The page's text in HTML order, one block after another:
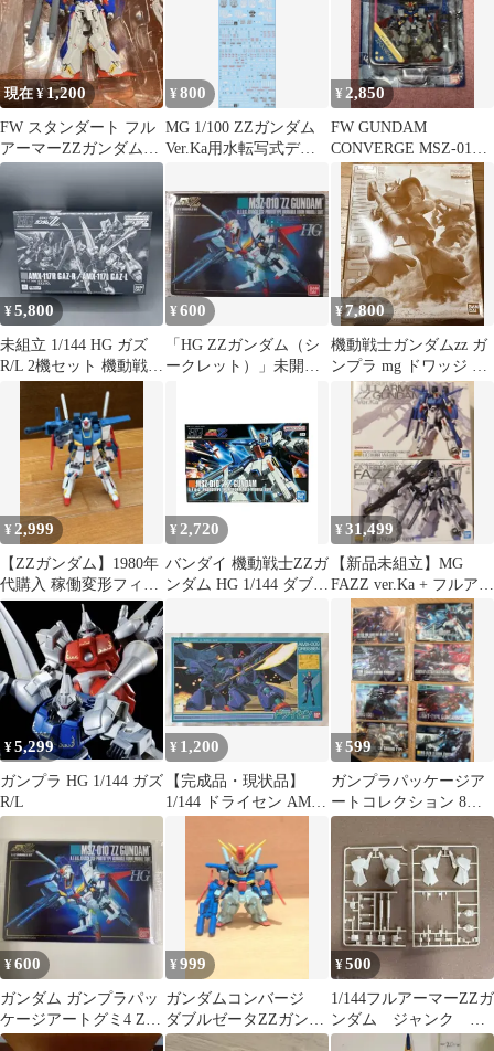
現在 ¥1,200
FW スタンダート フル
アーマーZZガンダム
組み立て済
¥800
MG 1/100 ZZガンダム
Ver.Ka用水転写式デカ
¥ 2,850
FW GUNDAM
CONVERGE MSZ-010
ZZ-GUNDAM
¥5,800
未組立 1/144 HG ガズ
R/L 2機セット 機動戦士
¥600
「HG ZZガンダム（シ
ークレット）」未開封
¥7,800
機動戦士ガンダムzz ガ
ンプラ mg ドワッジ 未
組立 内袋未開封
¥ 2,999
【ZZガンダム】1980年
代購入 稼働変形フィギ
ュア
¥ 2,720
バンダイ 機動戦士ZZガ
ンダム HG 1/144 ダブル
¥31,499
【新品未組立】MG
FAZZ ver.Ka + フルアー
マーZZ ver.Ka
¥5,299
ガンプラ HG 1/144 ガズ
R/L
¥ 1,200
【完成品・現状品】
1/144 ドライセン AMX-
¥599
ガンプラパッケージア
ートコレクション 8種
セット
¥600
ガンダム ガンプラパッ
ケージアートグミ4 ZZ
ガンダム シークレッ
¥999
ガンダムコンバージ
ダブルゼータZZガンダ
ム
¥500
1/144フルアーマーZZガ
ンダム ジャンク 欠
品あり